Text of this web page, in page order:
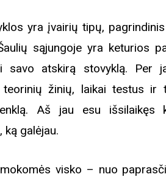
yra įvairių tipų,
sąjungoje yra keturios
savo atskirą stovyklą. Per
žinių, laikai testus ir
Aš jau esu išsilaikęs
ką galėjau.
visko – nuo